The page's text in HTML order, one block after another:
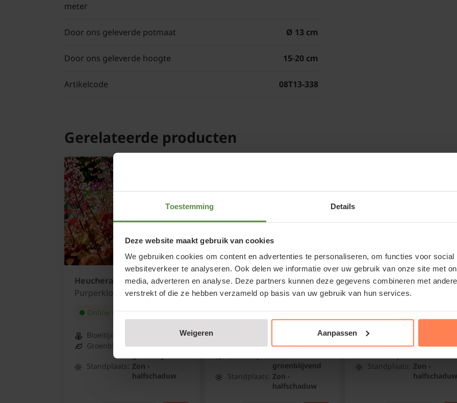
Toestemming Details
Deze website maakt gebruik van cookies
We gebruiken cookies om content en advertenties te personaliseren, om functies voor social
websiteverkeer te analyseren. Ook delen we informatie over uw gebruik van onze site met
media, adverteren en analyse. Deze partners kunnen deze gegevens combineren met
verstrekt of die ze hebben verzameld op basis van uw gebruik van hun services.
Weigeren Aanpassen
meter
Door ons geleverde potmaat Ø 13 cm
Door ons geleverde hoogte 15-20 cm
Artikelcode 08T13-338
Gerelateerde producten
Heuchera 'Marmalade'
Purperklokje
Online op voorraad
Bloeitijd:
Juli - Augustus
Groenblijvend:Half
Standplaats: Zon -
halfschaduw
Heuchera 'Lime
Marmalade'
Online op voorraad
Bloeitijd:
Juli - Augustus
Groenblijvend:Half
groenblijvend
Standplaats: Zon -
halfschaduw
Clematis patens 'Multi
Bosrank
Bloeitijd:
September
Standplaats: Zon -
halfschaduw